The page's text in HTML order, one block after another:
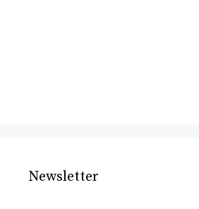
Newsletter